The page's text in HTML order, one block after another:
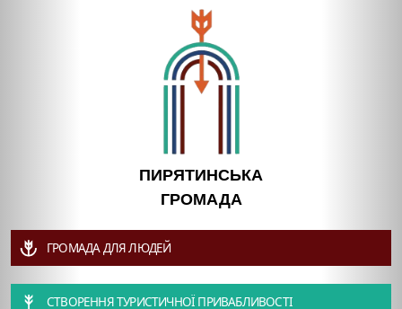
ПИРЯТИНСЬКА
ГРОМАДА
ГРОМАДА ДЛЯ ЛЮДЕЙ
СТВОРЕННЯ ТУРИСТИЧНОЇ ПРИВАБЛИВОСТІ